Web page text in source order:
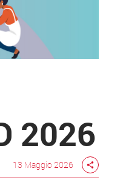
2026
13 Maggio 2026 share